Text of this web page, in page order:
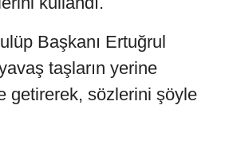
Başkanı Ertuğrul
taşların yerine
getirerek, sözlerini şöyle